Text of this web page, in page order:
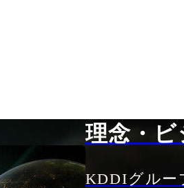
理念・
KDDIグルー